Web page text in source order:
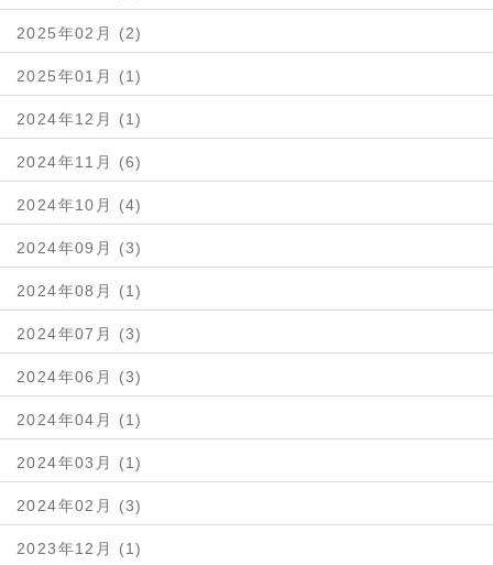
2025年02月 (2)
2025年01月 (1)
2024年12月 (1)
2024年11月 (6)
2024年10月 (4)
2024年09月 (3)
2024年08月 (1)
2024年07月 (3)
2024年06月 (3)
2024年04月 (1)
2024年03月 (1)
2024年02月 (3)
2023年12月 (1)